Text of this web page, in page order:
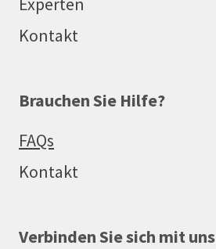
Kontakt
Brauchen Sie Hilfe?
FAQs
Kontakt
Verbinden Sie sich mit uns